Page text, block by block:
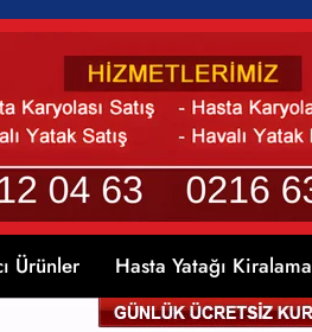
Ürünler Hasta Yatağı Kiralama